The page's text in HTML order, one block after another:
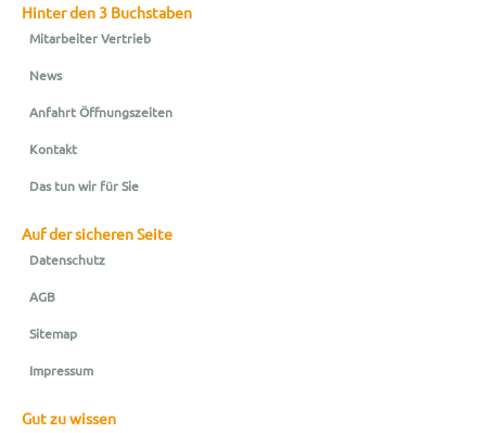
Hinter den 3 Buchstaben
Mitarbeiter Vertrieb
News
Anfahrt Öffnungszeiten
Kontakt
Das tun wir für Sie
Auf der sicheren Seite
Datenschutz
AGB
Sitemap
Impressum
Gut zu wissen